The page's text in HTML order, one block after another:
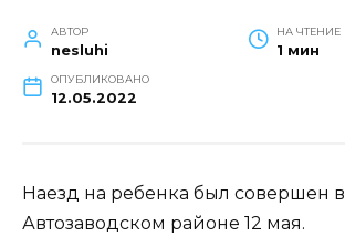
АВТОР
nesluhi
НА ЧТЕНИЕ
1 мин
ОПУБЛИКОВАНО
12.05.2022
Наезд на ребенка был совершен в
Автозаводском районе 12 мая.